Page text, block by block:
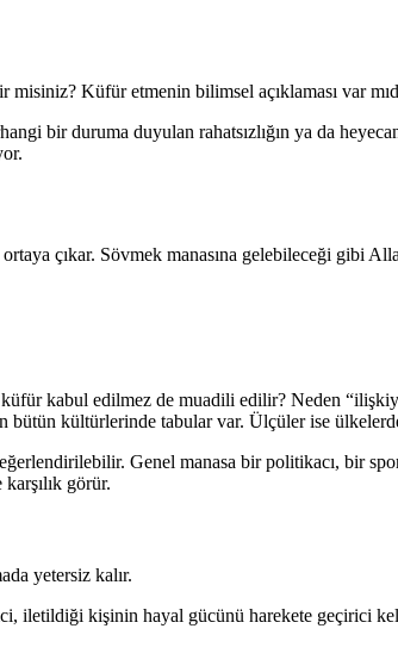
Küfür etmenin bilimsel açıklaması var
bir duruma duyulan rahatsızlığın ya da
çıkar. Sövmek manasına gelebileceği gibi
kabul edilmez de muadili edilir? Neden
kültürlerinde tabular var. Ülçüler ise
Genel manasa bir politikacı, bir
görür.
yetersiz kalır.
iletildiği kişinin hayal gücünü harekete geçirici